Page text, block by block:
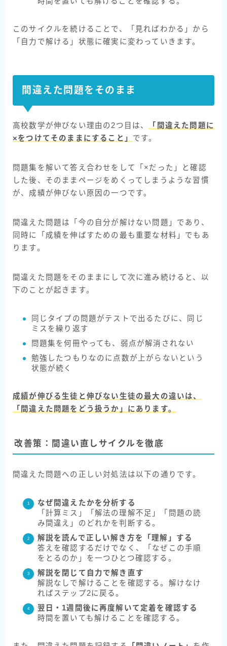
このサイクルを続けることで、「見ればわかる」から
「自力で解ける」状態に確実に変わっていきます。
間違えた問題をそのまま
高校数学が伸びない理由の2つ目は、
「間違えた問題に
×をつけてそのままにすること」 です。
問題集を解いて答え合わせをして「×だった」と確認
した後、そのままページをめくってしまうような習慣
が、成績が伸びない原因の一つです。
間違えた問題は「今の自分が解けない問題」であり、
同時に「成績を伸ばすための最も重要な材料」でもあ
ります。
間違えた問題をそのままにして次に進み続けると、以
下のことが起きます。
同じタイプの問題がテストで出るたびに、同じ
ミスを繰り返す
問題集を何冊やっても、弱点が解消されない
勉強したつもりなのに点数が上がらないという
状態が続く
成績が伸びる生徒と伸びない生徒の最大の違いは、
「間違えた問題をどう扱うか」 にあります。
改善策：間違い直しサイクルを徹底
間違えた問題への正しい対処法は以下の通りです。
なぜ間違えたかを分析する
「計算ミス」「解法の理解不足」「問題の読
み間違え」のどれかを判断する。
解説を読んで正しい解き方を「理解」する
答えを確認するだけでなく、「なぜこの手順
をとるのか」を一つひとつ確認する。
解説を閉じて自力で解き直す
解説なしで解けることを確認する。解けなけ
ればステップ2に戻る。
翌日・1週間後に再度解いて定着を確認する
時間を置いても解けることを確認する。